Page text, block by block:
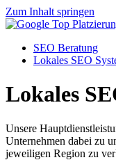
Zum Inhalt springen
SEO Beratung
Lokales SEO
Lokales
Unsere
Unternehmen dabei zu
jeweiligen Region zu